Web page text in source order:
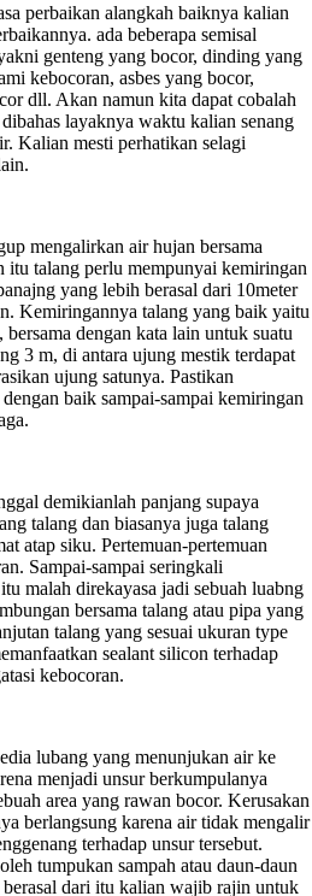
perbaikan alangkah baiknya kalian
ada beberapa semisal
genteng yang bocor, dinding yang
kebocoran, asbes yang bocor,
dll. Akan namun kita dapat cobalah
layaknya waktu kalian senang
Kalian mesti perhatikan selagi
mengalirkan air hujan bersama
itu talang perlu mempunyai kemiringan
yang lebih berasal dari 10meter
Kemiringannya talang yang baik yaitu
dengan kata lain untuk suatu
3 m, di antara ujung mestik terdapat
ujung satunya. Pastikan
baik sampai-sampai kemiringan
demikianlah panjang supaya
talang dan biasanya juga talang
atap siku. Pertemuan-pertemuan
Sampai-sampai seringkali
malah direkayasa jadi sebuah luabng
bersama talang atau pipa yang
talang yang sesuai ukuran type
sealant silicon terhadap
kebocoran.
lubang yang menunjukan air ke
menjadi unsur berkumpulanya
area yang rawan bocor. Kerusakan
berlangsung karena air tidak mengalir
terhadap unsur tersebut.
tumpukan sampah atau daun-daun
dari itu kalian wajib rajin untuk